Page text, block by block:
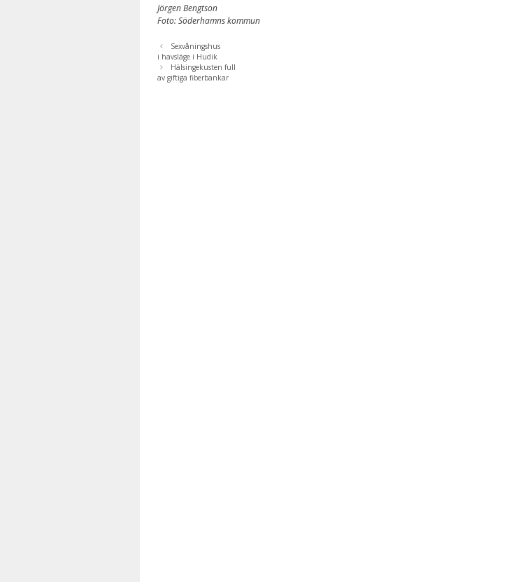
Jörgen Bengtson
Foto: Söderhamns kommun
Sexvåningshus
i havsläge i Hudik
Hälsingekusten full
av giftiga fiberbankar